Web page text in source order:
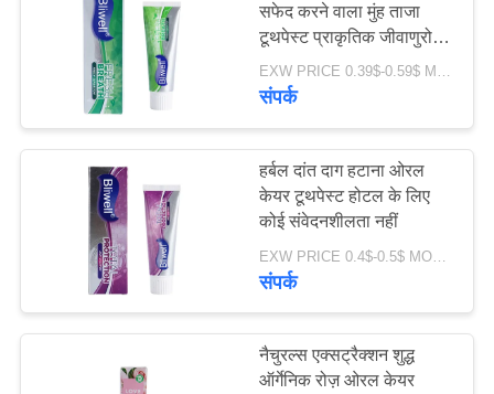
नियंत्रण
करें
अनुरोध
फलों का स्वाद टूथपेस्ट
सक्रिय चारकोल टूथपेस्ट
सफेद करने वाला मुंह ताजा
टूथपेस्ट प्राकृतिक जीवाणुरोधी
टूथपेस्ट
EXW PRICE 0.39$-0.59$ MOQ:500 पीसी -30000 पीसी
संपर्क
हर्बल दांत दाग हटाना ओरल
केयर टूथपेस्ट होटल के लिए
कोई संवेदनशीलता नहीं
संपर्क
नैचुरल्स एक्सट्रैक्शन शुद्ध
ऑर्गेनिक रोज़ ओरल केयर